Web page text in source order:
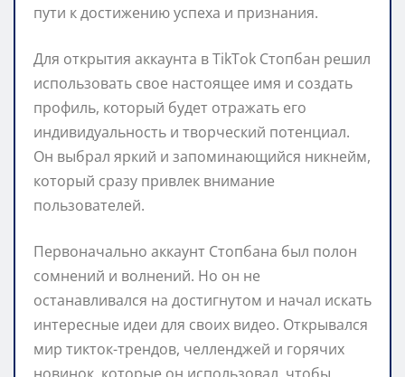
пути к достижению успеха и признания.
Для открытия аккаунта в TikTok Стопбан решил
использовать свое настоящее имя и создать
профиль, который будет отражать его
индивидуальность и творческий потенциал.
Он выбрал яркий и запоминающийся никнейм,
который сразу привлек внимание
пользователей.
Первоначально аккаунт Стопбана был полон
сомнений и волнений. Но он не
останавливался на достигнутом и начал искать
интересные идеи для своих видео. Открывался
мир тикток-трендов, челленджей и горячих